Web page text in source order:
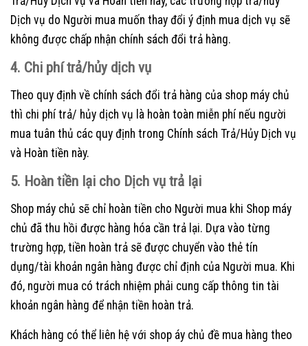
Dịch vụ do Người mua muốn thay đổi ý định mua dịch vụ sẽ
không được chấp nhận chính sách đổi trả hàng.
4. Chi phí trả/hủy dịch vụ
Theo quy định về chính sách đổi trả hàng của shop máy chủ
thì chi phí trả/ hủy dịch vụ là hoàn toàn miễn phí nếu người
mua tuân thủ các quy định trong Chính sách Trả/Hủy Dịch vụ
và Hoàn tiền này.
5. Hoàn tiền lại cho Dịch vụ trả lại
Shop máy chủ sẽ chỉ hoàn tiền cho Người mua khi Shop máy
chủ đã thu hồi được hàng hóa cần trả lại. Dựa vào từng
trường hợp, tiền hoàn trả sẽ được chuyển vào thẻ tín
dụng/tài khoản ngân hàng được chỉ định của Người mua. Khi
đó, người mua có trách nhiệm phải cung cấp thông tin tài
khoản ngân hàng để nhận tiền hoàn trả.
Khách hàng có thể liên hệ với shop áy chủ đề mua hàng theo